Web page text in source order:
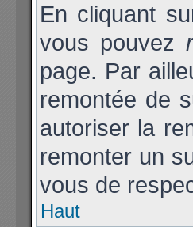
En cliquant
vous pouvez
page. Par
remontée de
autoriser la
remonter un
vous de
Haut